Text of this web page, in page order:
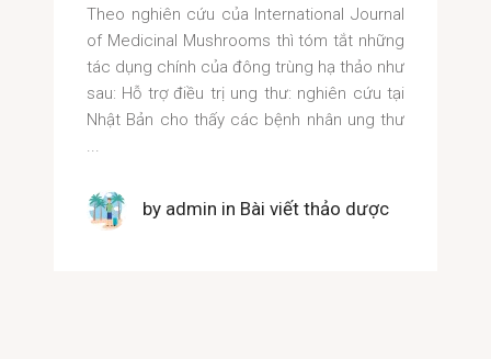
Theo nghiên cứu của International Journal
of Medicinal Mushrooms thì tóm tắt những
tác dụng chính của đông trùng hạ thảo như
sau: Hỗ trợ điều trị ung thư: nghiên cứu tại
Nhật Bản cho thấy các bệnh nhân ung thư
by admin in Bài viết thảo dược